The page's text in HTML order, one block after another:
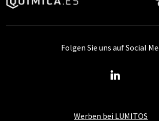
Werben bei LUMITOS
Folgen Sie uns auf Social